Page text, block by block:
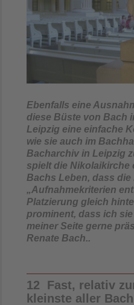
Ebenfalls eine
diese Büste von Bach
Leipzig eine einfache
wie sie auch im
Bacharchiv in Leipzig
spielt die Nikolaikirche
Bachs Leben, dass die
„Aufnahmekriterien
Platzierung gleich
prominent, dass ich
meiner Seite gerne
Renate Bach..
12 Fast, relativ
kleinste aller